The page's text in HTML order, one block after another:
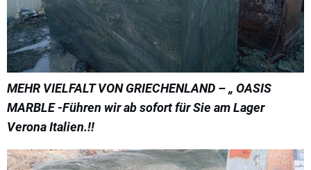
MEHR VIELFALT VON GRIECHENLAND – „ OASIS
MARBLE -Führen wir ab sofort für Sie am Lager
Verona Italien.!!